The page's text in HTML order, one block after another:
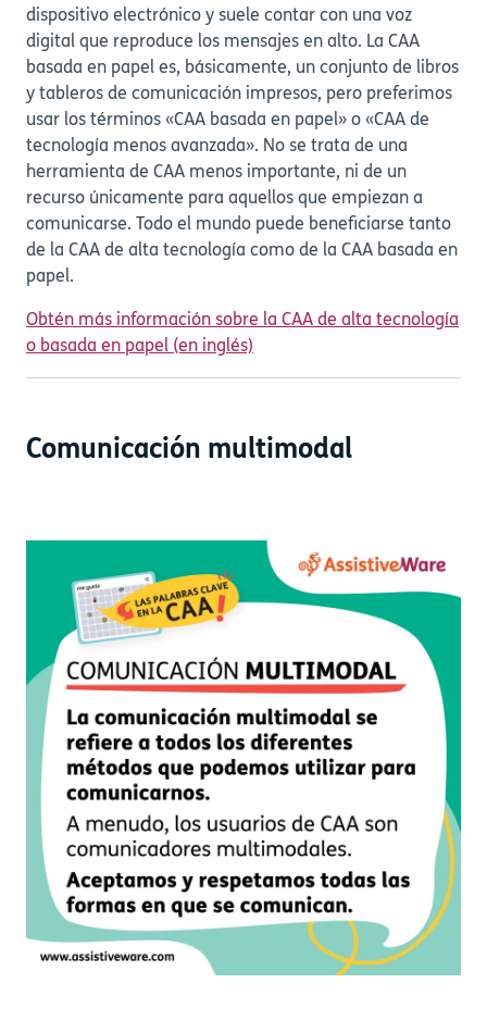
dispositivo electrónico y suele contar con una voz
digital que reproduce los mensajes en alto. La CAA
basada en papel es, básicamente, un conjunto de libros
y tableros de comunicación impresos, pero preferimos
usar los términos «CAA basada en papel» o «CAA de
tecnología menos avanzada». No se trata de una
herramienta de CAA menos importante, ni de un
recurso únicamente para aquellos que empiezan a
comunicarse. Todo el mundo puede beneficiarse tanto
de la CAA de alta tecnología como de la CAA basada en
papel.
Obtén más información sobre la CAA de alta tecnología
o basada en papel (en inglés)
Comunicación multimodal